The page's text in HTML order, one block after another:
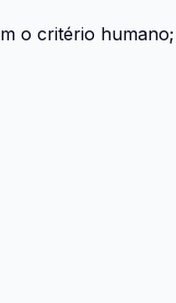
o critério humano;